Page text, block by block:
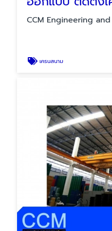
CCM Engineering
เครนสนาม